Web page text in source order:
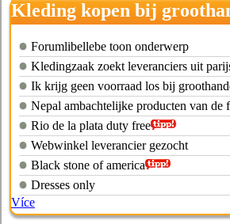
Kleding kopen bij
Forumlibellebe toon onderwerp
Kledingzaak zoekt leveranciers uit
Ik krijg geen voorraad los bij
Nepal ambachtelijke producten van de
Rio de la plata duty free
Webwinkel leverancier gezocht
Black stone of america
Dresses only
Více